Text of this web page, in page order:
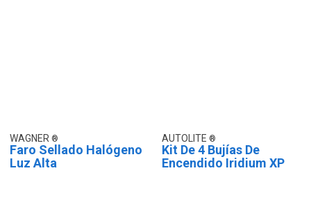
WAGNER
Faro Sellado Halógeno
Luz Alta
AUTOLITE
Kit De 4 Bujías De
Encendido Iridium XP